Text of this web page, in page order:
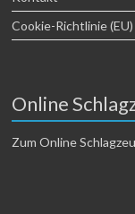
Cookie-Richtlinie (EU)
Online
Zum Online